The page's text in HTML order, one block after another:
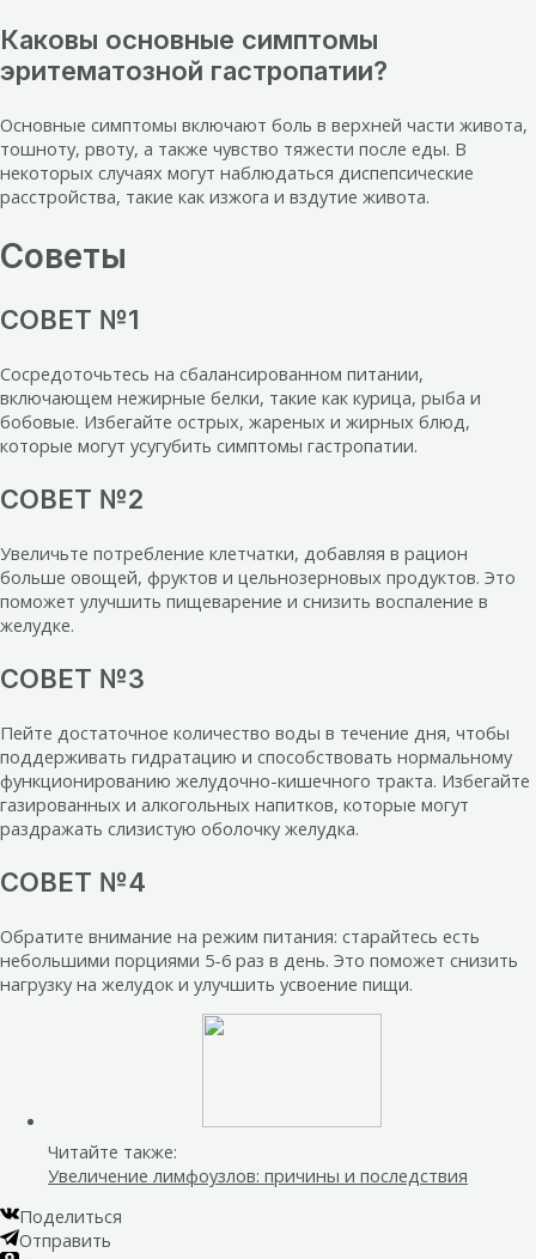
Каковы основные симптомы
эритематозной гастропатии?
Основные симптомы включают боль в верхней части живота,
тошноту, рвоту, а также чувство тяжести после еды. В
некоторых случаях могут наблюдаться диспепсические
расстройства, такие как изжога и вздутие живота.
Советы
СОВЕТ №1
Сосредоточьтесь на сбалансированном питании,
включающем нежирные белки, такие как курица, рыба и
бобовые. Избегайте острых, жареных и жирных блюд,
которые могут усугубить симптомы гастропатии.
СОВЕТ №2
Увеличьте потребление клетчатки, добавляя в рацион
больше овощей, фруктов и цельнозерновых продуктов. Это
поможет улучшить пищеварение и снизить воспаление в
желудке.
СОВЕТ №3
Пейте достаточное количество воды в течение дня, чтобы
поддерживать гидратацию и способствовать нормальному
функционированию желудочно-кишечного тракта. Избегайте
газированных и алкогольных напитков, которые могут
раздражать слизистую оболочку желудка.
СОВЕТ №4
Обратите внимание на режим питания: старайтесь есть
небольшими порциями 5-6 раз в день. Это поможет снизить
нагрузку на желудок и улучшить усвоение пищи.
Читайте также:
Увеличение лимфоузлов: причины и последствия
Поделиться
Отправить